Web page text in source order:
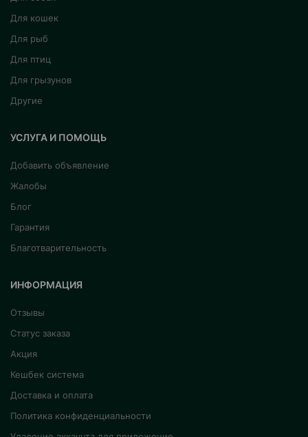
Для кошек
Для рыб
Для птиц
Для грызунов
Другие
УСЛУГА И ПОМОЩЬ
Добавить объявление
Жалобы
Блог
Гарантия
Благотварительность
ИНФОРМАЦИЯ
Отзывы
Статус заказа
Акция
Кешбек система
Доставка и оплата
Политика конфиденциальности